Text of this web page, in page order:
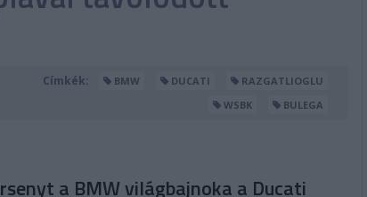
Címkék: BMW DUCATI
RAZGATLIOGLU
WSBK
BULEGA
a BMW világbajnoka a Ducati